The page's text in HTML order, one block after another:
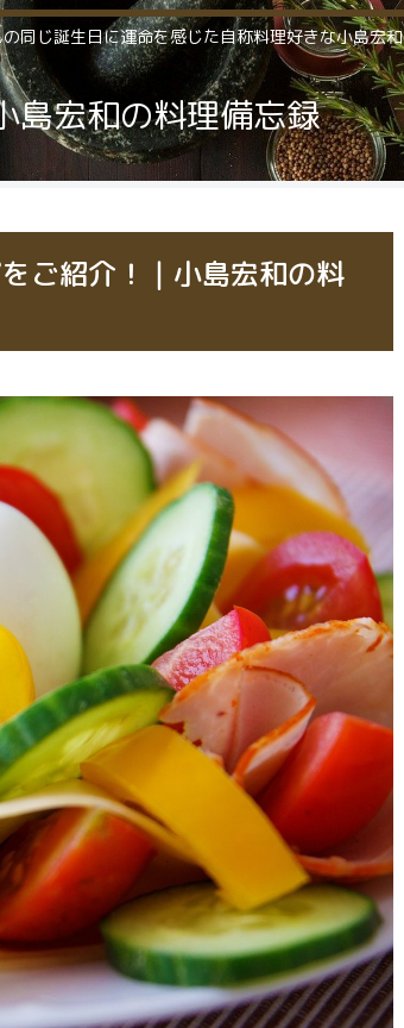
同じ誕生日に運命を感じた自称料理好きな小島宏和
島宏和の料理備忘録
ご紹介！｜小島宏和の料